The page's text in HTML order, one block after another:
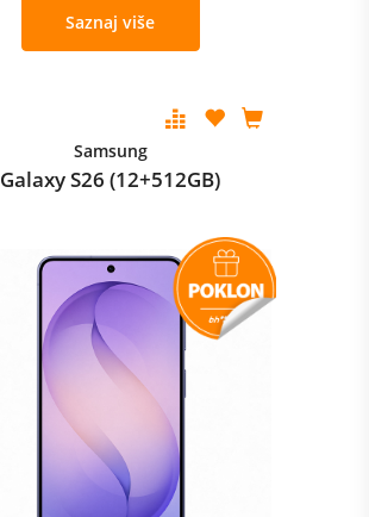
Saznaj više
Samsung
Galaxy S26 (12+512GB)